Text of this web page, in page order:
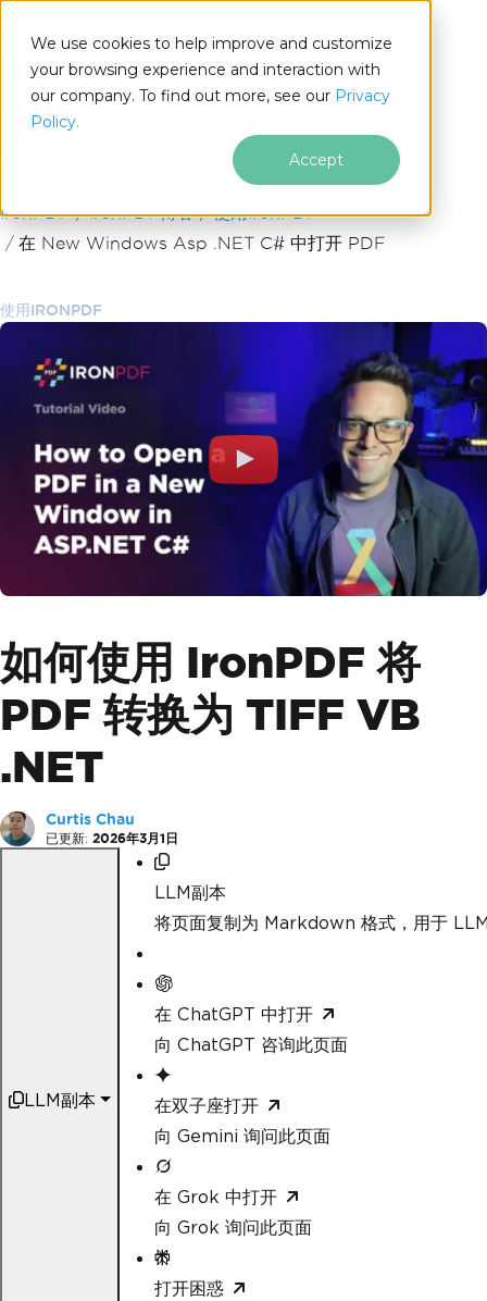
We use cookies to help improve and customize
your browsing experience and interaction with
our company. To find out more, see our Privacy
Policy.
Accept
.NET
跳至页脚内容
IronPDF IronPDF博客
使用IronPDF
在 New Windows Asp .NET C# 中打开 PDF
使用IRONPDF
如何使用 IronPDF 将
PDF 转换为 TIFF VB
.NET
Curtis Chau
已更新: 2026年3月1日
LLM副本
LLM副本
将页面复制为 Markdown 格式，用于
在 ChatGPT 中打开
向 ChatGPT 咨询此页面
在双子座打开
向 Gemini 询问此页面
在 Grok 中打开
向 Grok 询问此页面
打开困惑